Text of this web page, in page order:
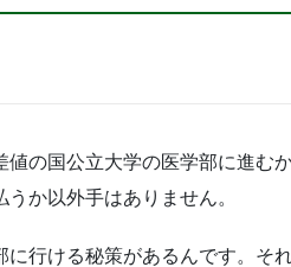
の国公立大学の医学部に進む
か以外手はありません。
行ける秘策があるんです。そ